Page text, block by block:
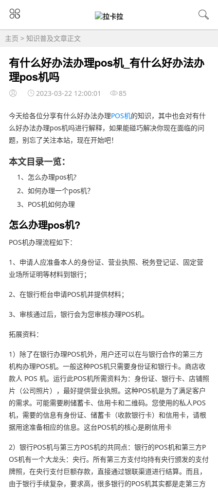
主页 > 知识普及文章正文
有什么好办法办理pos机_有什么好办法办
理pos机吗
2023-03-22 12:00:01 85
今天给各位分享有什么好办法办理POS机的知识，其中也会对有什
么好办法办理pos机吗进行解释，如果能碰巧解决你现在面临的问
题，别忘了关注本站，现在开始吧！
本文目录一览：
1、怎么办理pos机?
2、如何办理一个pos机？
3、POS机如何办理
怎么办理pos机?
POS机办理流程如下：
1、申请人应准备本人的身份证、营业执照、税务登记证、固定营
业场所证明等材料到银行；
2、在银行柜台申请POS机并提供材料；
3、审核通过后，银行会为您审核办理POS机。
拓展资料：
1）除了在银行办理POS机外，用户还可以在与银行合作的第三方
机构办理POS机。一般这种POS机只需要身份证和银行卡。商店收
款人 POS 机。运行此POS机所需资料为：身份证、银行卡、店铺照
片（公司照片），最好提供营业执照。这种POS机是为了满足客户
的需求。可能需要刷储蓄卡、信用卡和二维码。您使用的私人POS
机，需要的信息有身份证、储蓄卡（收款银行卡）和信用卡，请根
据用途准备相应的信息。这台POS机的核心是刷信用卡
2）银行POS机与第三方POS机的共同点：银行的POS机和第三方P
OS机有一个大龙头：央行。所有第三方支付均持有央行颁发的支付
牌照，在央行支付巨额存款，直接通过银联渠道进行结算。而且，
由于银行手续复杂，要求高，很多银行的POS机其实都是走第三方